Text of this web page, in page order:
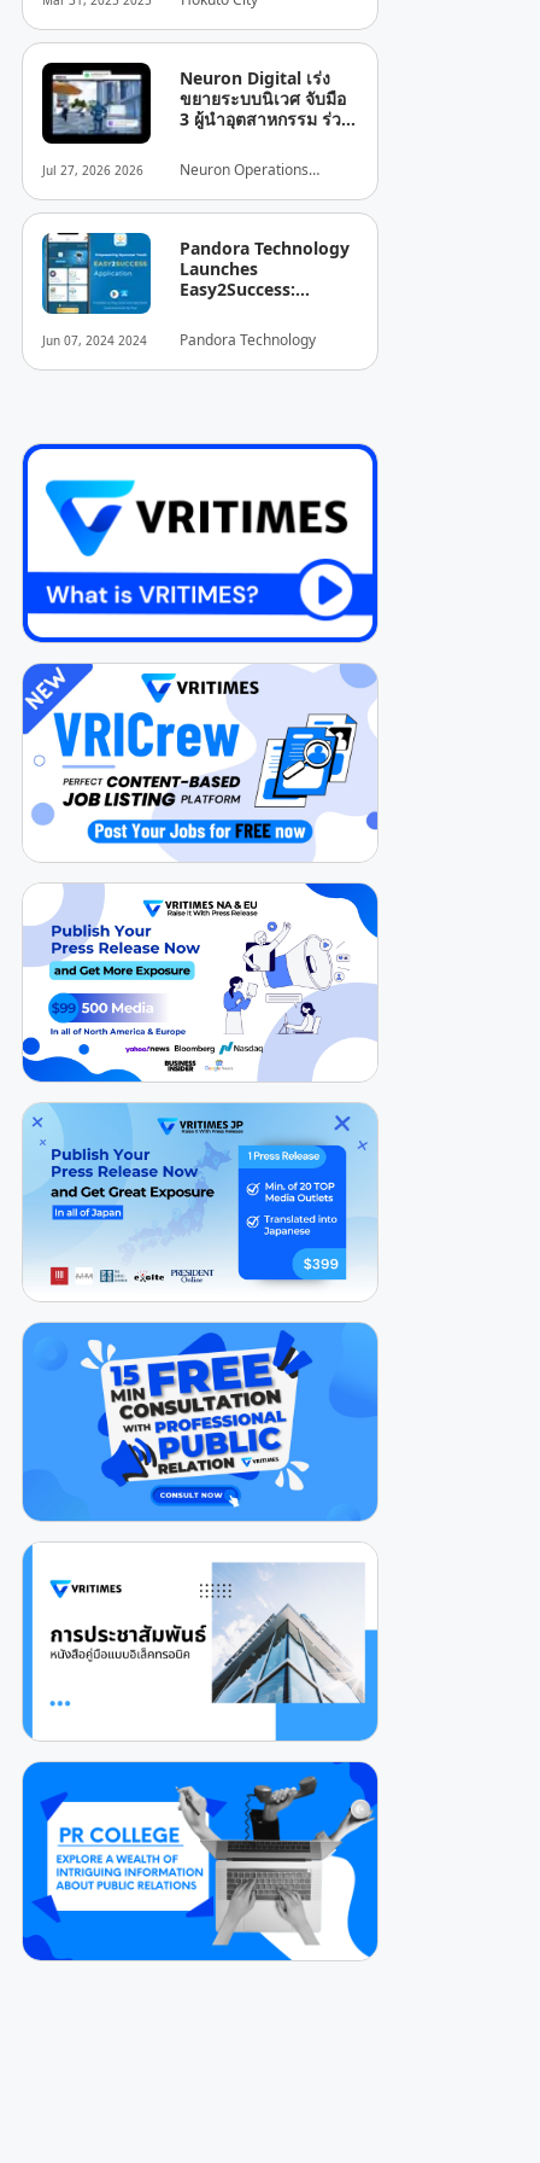
เสน่ห์ของเมืองโฮคุโตะ
จังหวัดยามานาชิ เมืองที่
สามารถมองเห็นภูเขาไฟ
ฟูจิและเทือกเขายัตสึกา
ทาเกะ
Jul 27, 2026 2026
Neuron Digital เร่ง
ขยายระบบนิเวศ จับมือ
3 ผู้นำอุตสาหกรรม ร่วม
“ปัญญาประดิษฐ์สำหรับ
พื้นที่อาคาร” (Building
Space Intelligence)
ครอบคลุมทั่วประเทศจีน
Neuron Operations
Jun 07, 2024 2024
Pandora Technology
Launches
Easy2Success:
Integrated Youth
Empowerment App
Pandora Technology